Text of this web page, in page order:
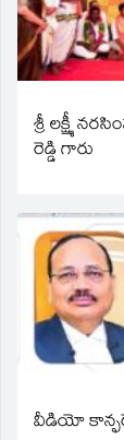
శ్రీ లక్ష్మీ
రెడ్డి గారు
వీడియో